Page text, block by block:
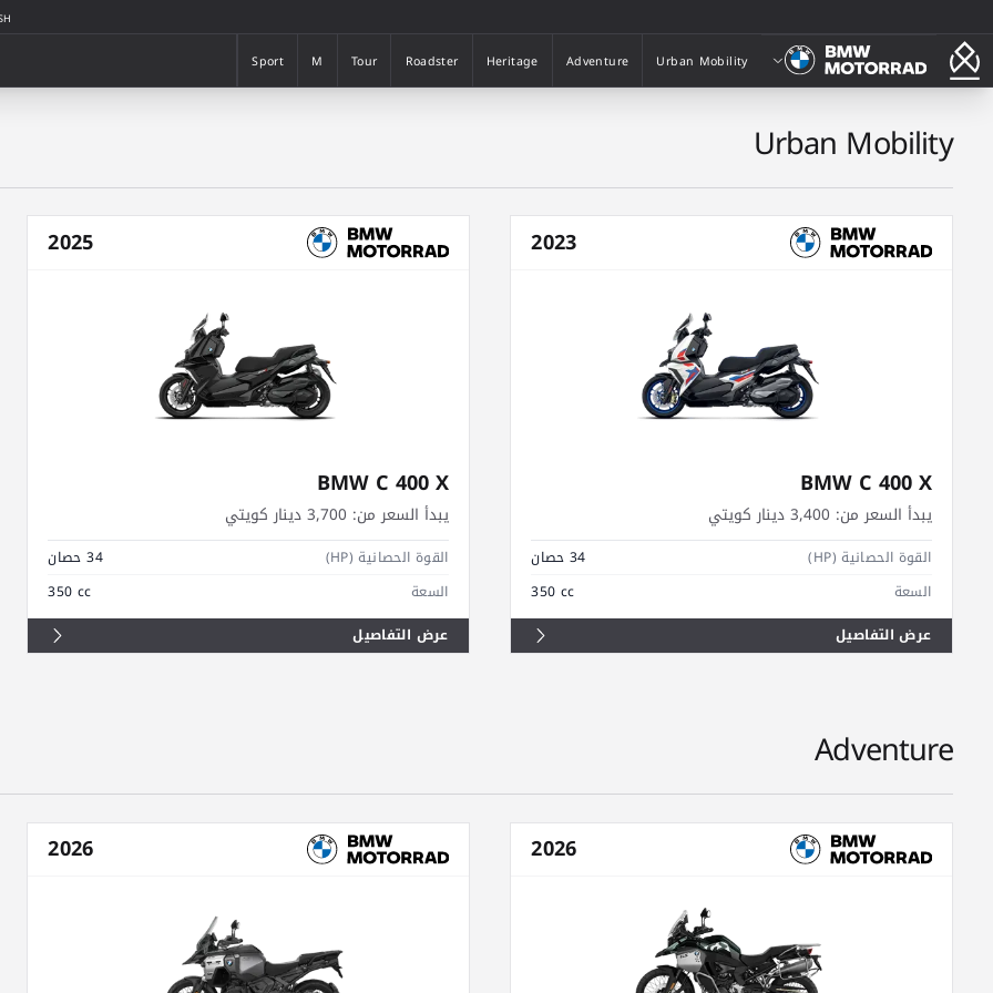
Urban Mobility
Adventure
Heritage
Roadster
Tour
M
Sport
Urban Mobility
2023
BMW C 400 X
يبدأ السعر من:
القوة الحصانية (HP)
34 حصان
السعة
350 cc
عرض التفاصيل
2025
BMW C 400 X
يبدأ السعر من:
القوة الحصانية (HP)
34 حصان
السعة
350 cc
عرض التفاصيل
Adventure
2026
2026